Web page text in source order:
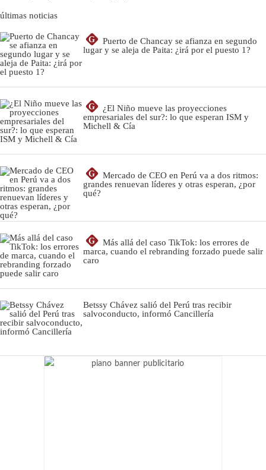
últimas noticias
G
Puerto de Chancay se afianza en segundo
lugar y se aleja de Paita: ¿irá por el puesto 1?
G
¿El Niño mueve las proyecciones
empresariales del sur?: lo que esperan ISM y
Michell & Cía
G
Mercado de CEO en Perú va a dos ritmos:
grandes renuevan líderes y otras esperan, ¿por
qué?
G
Más allá del caso TikTok: los errores de
marca, cuando el rebranding forzado puede salir
caro
Betssy Chávez salió del Perú tras recibir
salvoconducto, informó Cancillería